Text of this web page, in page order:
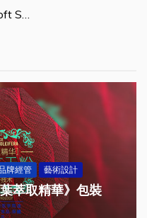
S…
牌經管 藝術設計
萃取精華》包裝